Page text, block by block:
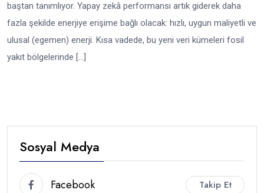
baştan tanımlıyor. Yapay zekâ performansı artık giderek daha
fazla şekilde enerjiye erişime bağlı olacak: hızlı, uygun maliyetli ve
ulusal (egemen) enerji. Kısa vadede, bu yeni veri kümeleri fosil
yakıt bölgelerinde […]
Sosyal Medya
Facebook Takip Et